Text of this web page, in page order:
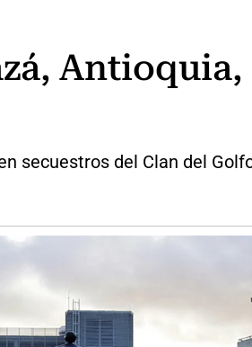
secuestros del Clan del